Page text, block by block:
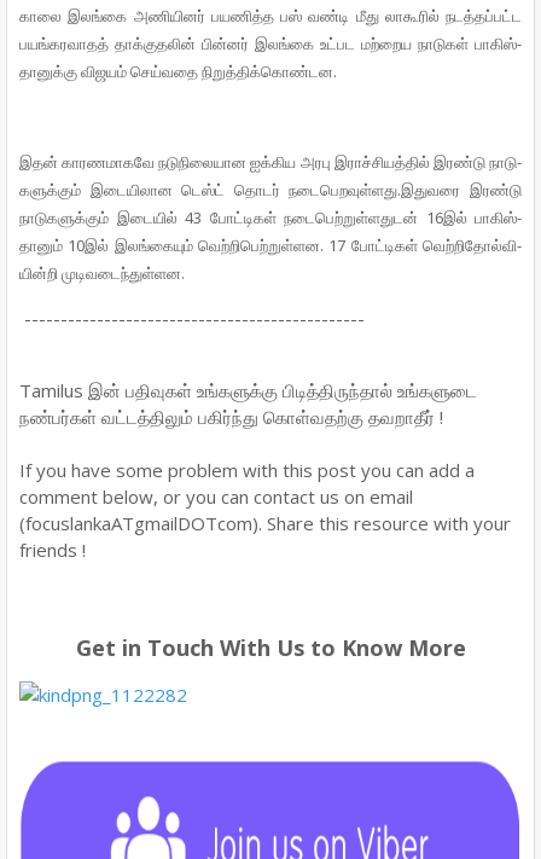
காலை இலங்கை அணி­யினர் பய­ணித்த பஸ் வண்டி மீது லாகூரில் நடத்­தப்­பட்ட
பயங்­க­ர­வாதத் தாக்­கு­தலின் பின்னர் இலங்கை உட்­பட மற்­றைய நாடுகள் பாகிஸ்­
தா­னுக்கு விஜயம் செய்­வதை நிறுத்­திக்­கொண்­டன.
இதன் கார­ண­மா­கவே நடு­நி­லை­யான ஐக்­கிய அரபு இராச்­சி­யத்தில் இரண்டு நாடு­
க­ளுக்கும் இடை­யி­லான டெஸ்ட் தொடர் நடை­பெ­ற­வுள்­ளது.இது­வரை இரண்டு
நாடு­க­ளுக்கும் இடையில் 43 போட்­டிகள் நடை­பெற்­றுள்­ள­துடன் 16இல் பாகிஸ்­
தானும் 10இல் இலங்­கையும் வெற்­றி­பெற்­றுள்­ளன. 17 போட்­டிகள் வெற்­றி­தோல்­வி­
யின்றி முடி­வ­டைந்­துள்­ளன.
-----------------------------------------------
Tamilus இன் பதிவுகள் உங்களுக்கு பிடித்திருந்தால் உங்களுடை
நண்பர்கள் வட்டத்திலும் பகிர்ந்து கொள்வதற்கு தவறாதீர் !
If you have some problem with this post you can add a
comment below, or you can contact us on email
(focuslankaATgmailDOTcom). Share this resource with your
friends !
Get in Touch With Us to Know More